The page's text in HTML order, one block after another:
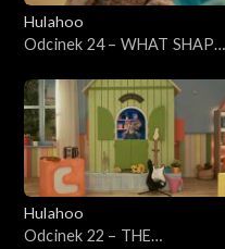
Hulahoo
Odcinek 24 – WHAT SHAPE
Hulahoo
Odcinek 22 – THE